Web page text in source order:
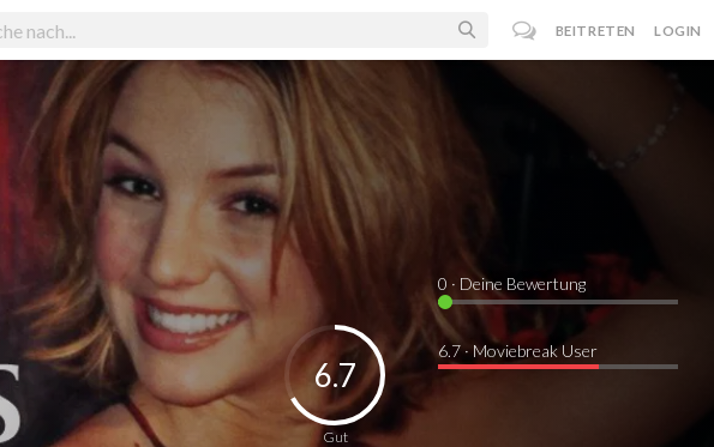
BEITRETEN LOGIN
Gut
6.7
0 · Deine Bewertung
6.7 · Moviebreak User